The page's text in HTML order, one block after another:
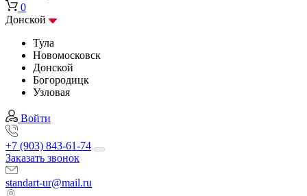
0
Донской
Тула
Новомосковск
Донской
Богородицк
Узловая
Войти
+7 (903) 843-61-74
Заказать звонок
standart-ur@mail.ru